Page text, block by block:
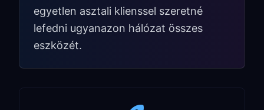
egyetlen asztali klienssel szeretné
lefedni ugyanazon hálózat összes
eszközét.